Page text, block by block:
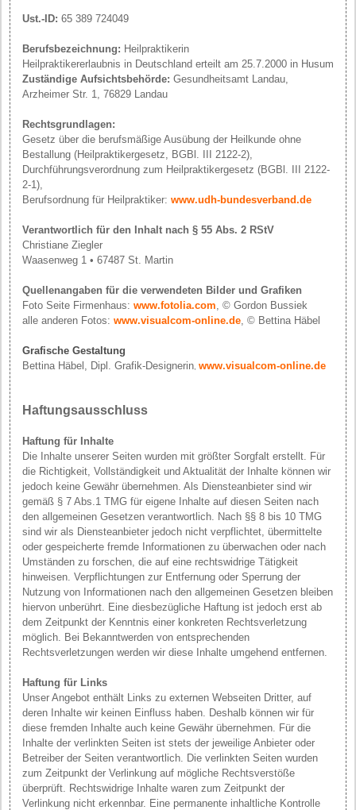
Ust.-ID: 65 389 724049
Berufsbezeichnung: Heilpraktikerin
Heilpraktikererlaubnis in Deutschland erteilt am 25.7.2000 in Husum
Zuständige Aufsichtsbehörde: Gesundheitsamt Landau,
Arzheimer Str. 1, 76829 Landau
Rechtsgrundlagen:
Gesetz über die berufsmäßige Ausübung der Heilkunde ohne
Bestallung (Heilpraktikergesetz, BGBl. III 2122-2),
Durchführungsverordnung zum Heilpraktikergesetz (BGBl. III 2122-
2-1),
Berufsordnung für Heilpraktiker: www.udh-bundesverband.de
Verantwortlich für den Inhalt nach § 55 Abs. 2 RStV
Christiane Ziegler
Waasenweg 1 • 67487 St. Martin
Quellenangaben für die verwendeten Bilder und Grafiken
Foto Seite Firmenhaus: www.fotolia.com , © Gordon Bussiek
alle anderen Fotos: www.visualcom-online.de , © Bettina Häbel
Grafische Gestaltung
Bettina Häbel, Dipl. Grafik-Designerin www.visualcom-online.de
Haftungsausschluss
Haftung für Inhalte
Die Inhalte unserer Seiten wurden mit größter Sorgfalt erstellt. Für
die Richtigkeit, Vollständigkeit und Aktualität der Inhalte können wir
jedoch keine Gewähr übernehmen. Als Diensteanbieter sind wir
gemäß § 7 Abs.1 TMG für eigene Inhalte auf diesen Seiten nach
den allgemeinen Gesetzen verantwortlich. Nach §§ 8 bis 10 TMG
sind wir als Diensteanbieter jedoch nicht verpflichtet, übermittelte
oder gespeicherte fremde Informationen zu überwachen oder nach
Umständen zu forschen, die auf eine rechtswidrige Tätigkeit
hinweisen. Verpflichtungen zur Entfernung oder Sperrung der
Nutzung von Informationen nach den allgemeinen Gesetzen bleiben
hiervon unberührt. Eine diesbezügliche Haftung ist jedoch erst ab
dem Zeitpunkt der Kenntnis einer konkreten Rechtsverletzung
möglich. Bei Bekanntwerden von entsprechenden
Rechtsverletzungen werden wir diese Inhalte umgehend entfernen.
Haftung für Links
Unser Angebot enthält Links zu externen Webseiten Dritter, auf
deren Inhalte wir keinen Einfluss haben. Deshalb können wir für
diese fremden Inhalte auch keine Gewähr übernehmen. Für die
Inhalte der verlinkten Seiten ist stets der jeweilige Anbieter oder
Betreiber der Seiten verantwortlich. Die verlinkten Seiten wurden
zum Zeitpunkt der Verlinkung auf mögliche Rechtsverstöße
überprüft. Rechtswidrige Inhalte waren zum Zeitpunkt der
Verlinkung nicht erkennbar. Eine permanente inhaltliche Kontrolle